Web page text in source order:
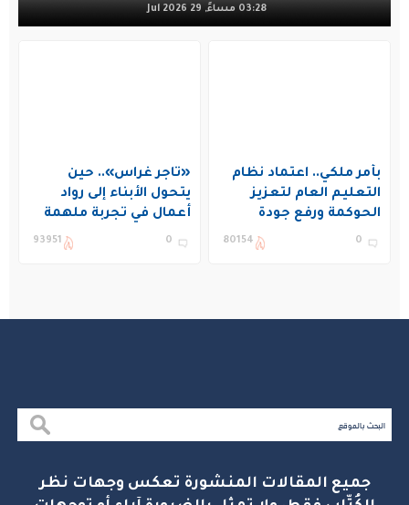
03:28 مساءً, 29 Jul 2026
بأمر ملكي.. اعتماد نظام
التعليم العام لتعزيز
الحوكمة ورفع جودة
التعليم في المملكة
0
80154
«تاجر غراس».. حين
يتحول الأبناء إلى رواد
أعمال في تجربة ملهمة
بنادي غراس الصيفي
0
93951
جميع المقالات المنشورة تعكس وجهات نظر